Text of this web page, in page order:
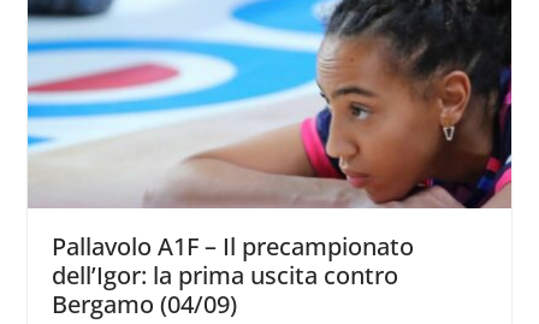
Pallavolo A1F – Il precampionato
dell’Igor: la prima uscita contro
Bergamo (04/09)